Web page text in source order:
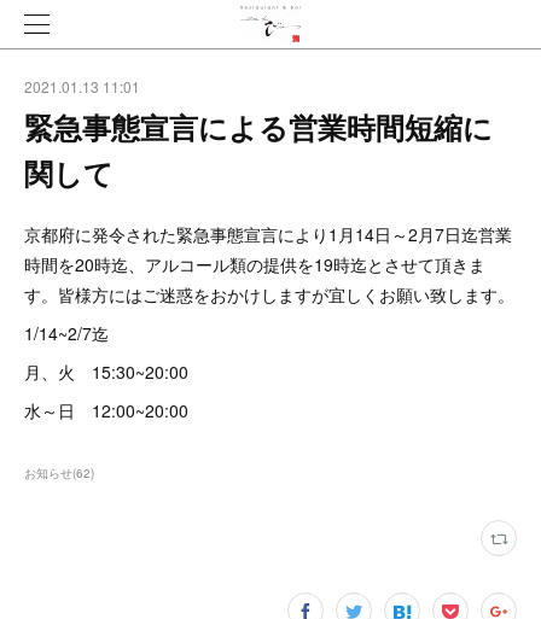
2021.01.13 11:01
緊急事態宣言による営業時間短縮に
関して
京都府に発令された緊急事態宣言により1月14日～2月7日迄営業
時間を20時迄、アルコール類の提供を19時迄とさせて頂きま
す。皆様方にはご迷惑をおかけしますが宜しくお願い致します。
1/14~2/7迄
月、火 15:30~20:00
水～日 12:00~20:00
お知らせ(62)